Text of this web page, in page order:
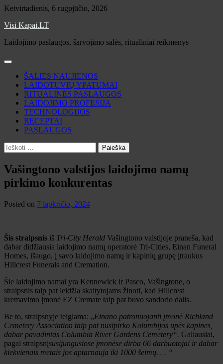
Skip
content
Ketvirtadienis, 6 rugpjūčio, 2026
Visi Kapai.LT
Laidojimo paslaugos, šarvojimo salės, ritualiniai reikmenys
ŠALIES NAUJIENOS
LAIDOTUVIŲ YPATUMAI
RITUALINĖS PASLAUGOS
LAIDOJIMO PROFESIJA
TECHNOLOGIJOS
RECEPTAI
PASLAUGOS
Ieškoti:
Vašingtono valstijos laidojimo namų
pirkimo konkurentas
Posted on 7 lapkričio, 2024
Šis straipsnis iš Tri-City Herald Vašingtono valstijoje praneša, kad
dabar didžiausia laidojimo namų operatorė Tri-Cities, Einan Funeral
Homes, išaugo, į savo laidojimo namų ir kapinių grupę įtraukus
Hillcrest Funerals and Cremation.
Šie laidojimo namai yra Kennewick ir Pasco, Vašingtone, o
straipsnis taip pat leidžia skaitytojams žinoti, kad Hillcrest
kremavimo įmonė EZ Cremate taip pat buvo sandorio dalis.
Be to, straipsnyje teigiama: „Einano patronuojanti įmonė Richland
Cemetery Association taip pat nusipirko Kolumbijos upės kapines,
dabar pavadintas Columbia River Gardens Cemetery“. Galiausiai,
pagal straipsnįsusijungusiose įmonėse dirba 66 darbuotojai ir dabar
kiekvienais metais jos aptarnauja iki 1000 šeimų. . . “